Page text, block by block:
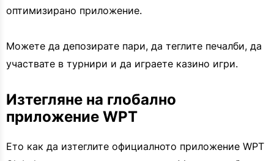
оптимизирано приложение.
Можете да депозирате пари, да теглите печалби, да
участвате в турнири и да играете казино игри.
Изтегляне на глобално
приложение WPT
Ето как да изтеглите официалното приложение WPT